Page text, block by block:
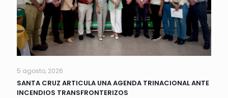
5 agosto, 2026
SANTA CRUZ ARTICULA UNA AGENDA TRINACIONAL ANTE
INCENDIOS TRANSFRONTERIZOS